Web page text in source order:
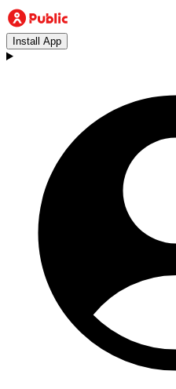
Install App